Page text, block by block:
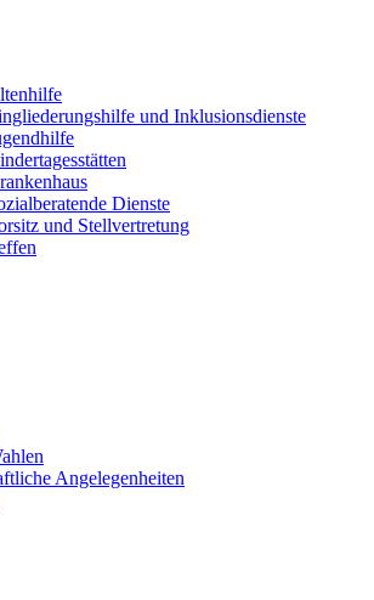
und Inklusionsdienste
Dienste
und Stellvertretung
Angelegenheiten